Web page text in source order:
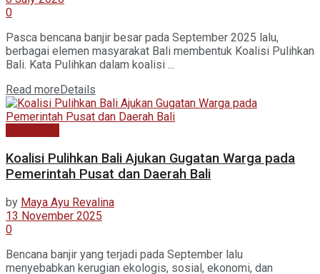
0
Pasca bencana banjir besar pada September 2025 lalu,
berbagai elemen masyarakat Bali membentuk Koalisi Pulihkan
Bali. Kata Pulihkan dalam koalisi ...
Read more Details
Koalisi Pulihkan Bali Ajukan Gugatan Warga pada
Pemerintah Pusat dan Daerah Bali
by Maya Ayu Revalina
13 November 2025
0
Bencana banjir yang terjadi pada September lalu
menyebabkan kerugian ekologis, sosial, ekonomi, dan